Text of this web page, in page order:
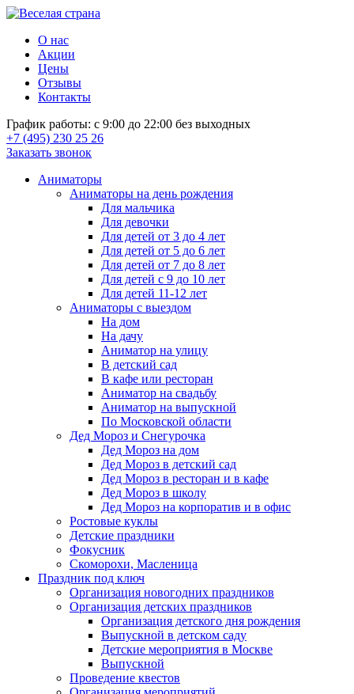
О нас
Акции
Цены
Отзывы
Контакты
График работы: с 9:00 до 22:00 без выходных
+7 (495) 230 25 26
Заказать звонок
Аниматоры
Аниматоры на день рождения
Для мальчика
Для девочки
Для детей от 3 до 4 лет
Для детей от 5 до 6 лет
Для детей от 7 до 8 лет
Для детей с 9 до 10 лет
Для детей 11-12 лет
Аниматоры с выездом
На дом
На дачу
Аниматор на улицу
В детский сад
В кафе или ресторан
Аниматор на свадьбу
Аниматор на выпускной
По Московской области
Дед Мороз и Снегурочка
Дед Мороз на дом
Дед Мороз в детский сад
Дед Мороз в ресторан и в кафе
Дед Мороз в школу
Дед Мороз на корпоратив и в офис
Ростовые куклы
Детские праздники
Фокусник
Скоморохи, Масленица
Праздник под ключ
Организация новогодних праздников
Организация детских праздников
Организация детского дня рождения
Выпускной в детском саду
Детские мероприятия в Москве
Выпускной
Проведение квестов